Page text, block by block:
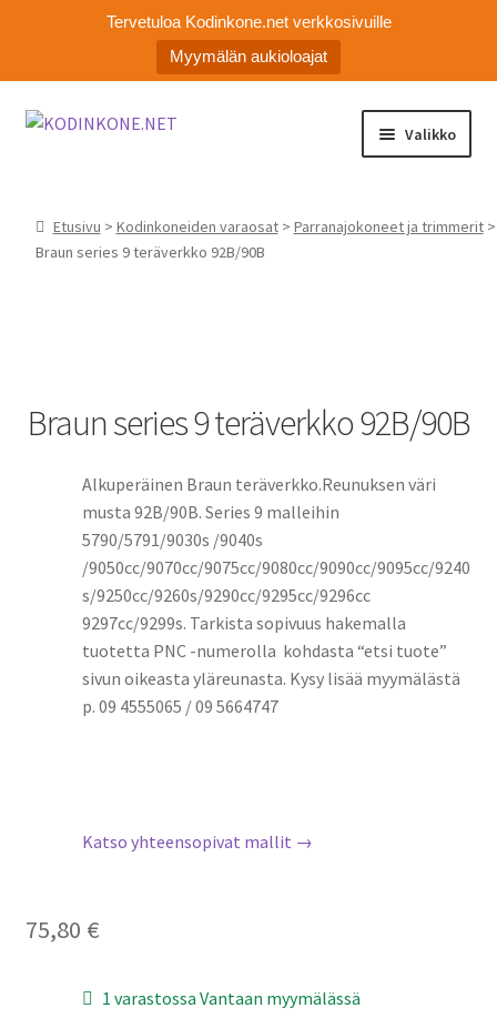
Tervetuloa Kodinkone.net verkkosivuille
Myymälän aukioloajat
Siirry
Siirry
Valikko
tason
Ota yhteyttä
Etusivu > Kodinkoneiden varaosat> Parranajokoneet ja trimmerit>
Braun series 9 teräverkko 92B/90B
Braun series 9 teräverkko 92B/90B
Alkuperäinen Braun teräverkko.Reunuksen väri
musta 92B/90B. Series 9 malleihin
5790/5791/9030s /9040s
/9050cc/9070cc/9075cc/9080cc/9090cc/9095cc/9240
s/9250cc/9260s/9290cc/9295cc/9296cc
9297cc/9299s. Tarkista sopivuus hakemalla
tuotetta PNC -numerolla kohdasta “etsi tuote”
sivun oikeasta yläreunasta. Kysy lisää myymälästä
p. 09 4555065 / 09 5664747
Katso yhteensopivat mallit →
75,80 €
1 varastossa Vantaan myymälässä